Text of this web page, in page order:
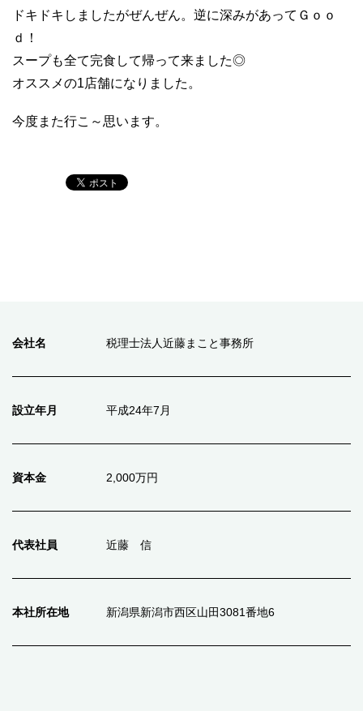
ドキドキしましたがぜんぜん。逆に深みがあってＧｏｏ
ｄ！
スープも全て完食して帰って来ました◎
オススメの1店舗になりました。
今度また行こ～思います。
会社名 税理士法人近藤まこと事務所
設立年月 平成24年7月
資本金 2,000万円
代表社員 近藤 信
本社所在地 新潟県新潟市西区山田3081番地6